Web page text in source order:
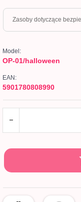
Zasoby dotyczące
Model:
OP-01/halloween
EAN:
5901780808990